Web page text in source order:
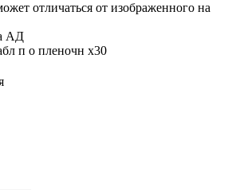
отличаться от изображенного на
АД
п о пленочн x30